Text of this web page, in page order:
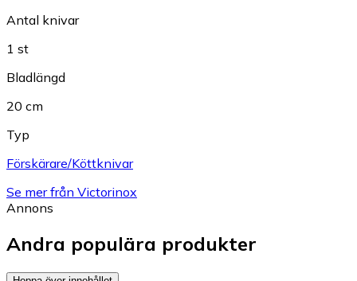
Antal knivar
1 st
Bladlängd
20 cm
Typ
Förskärare/Köttknivar
Se mer från Victorinox
Annons
Andra populära produkter